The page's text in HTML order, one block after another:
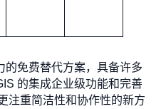
的免费替代方案，具备许多
的集成企业级功能和完善
注重简洁性和协作性的新方